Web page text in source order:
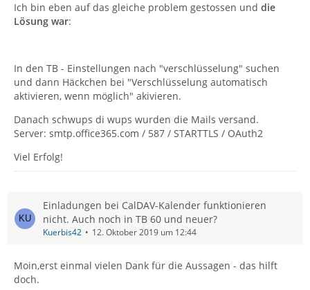
Ich bin eben auf das gleiche problem gestossen und die
Lösung war:
In den TB - Einstellungen nach "verschlüsselung" suchen
und dann Häckchen bei "Verschlüsselung automatisch
aktivieren, wenn möglich" akivieren.
Danach schwups di wups wurden die Mails versand.
Server: smtp.office365.com / 587 / STARTTLS / OAuth2
Viel Erfolg!
Einladungen bei CalDAV-Kalender funktionieren
nicht. Auch noch in TB 60 und neuer?
Kuerbis42 12. Oktober 2019 um 12:44
Moin,erst einmal vielen Dank für die Aussagen - das hilft
doch.